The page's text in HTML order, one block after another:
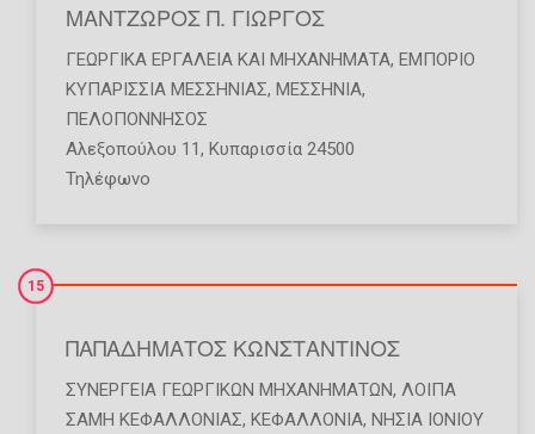
ΜΑΝΤΖΩΡΟΣ Π. ΓΙΩΡΓΟΣ
ΓΕΩΡΓΙΚΆ ΕΡΓΑΛΕΊΑ ΚΑΙ ΜΗΧΑΝΉΜΑΤΑ, ΕΜΠΌΡΙΟ
ΚΥΠΑΡΙΣΣΙΑ ΜΕΣΣΗΝΙΑΣ, ΜΕΣΣΗΝΙΑ,
ΠΕΛΟΠΟΝΝΗΣΟΣ
Αλεξοπούλου 11, Κυπαρισσία 24500
Τηλέφωνο
ΠΑΠΑΔΗΜΑΤΟΣ ΚΩΝΣΤΑΝΤΙΝΟΣ
15
ΣΥΝΕΡΓΕΊΑ ΓΕΩΡΓΙΚΏΝ ΜΗΧΑΝΗΜΆΤΩΝ, ΛΟΙΠΆ
ΣΑΜΗ ΚΕΦΑΛΛΟΝΙΑΣ, ΚΕΦΑΛΛΟΝΙΑ, ΝΗΣΙΑ ΙΟΝΙΟΥ